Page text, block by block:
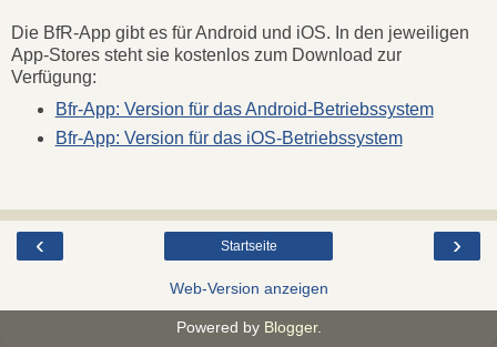
Die BfR-App gibt es für Android und iOS. In den jeweiligen
App-Stores steht sie kostenlos zum Download zur
Verfügung:
Bfr-App: Version für das Android-Betriebssystem
Bfr-App: Version für das iOS-Betriebssystem
‹ ›
Startseite
Web-Version anzeigen
Powered by Blogger.